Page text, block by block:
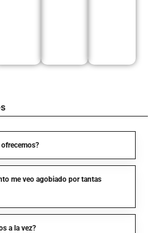
me veo agobiado por tantas
a la vez?